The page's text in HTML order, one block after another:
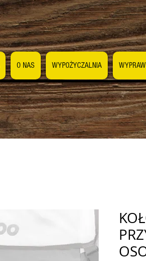
O NAS WYPOŻYCZALNIA